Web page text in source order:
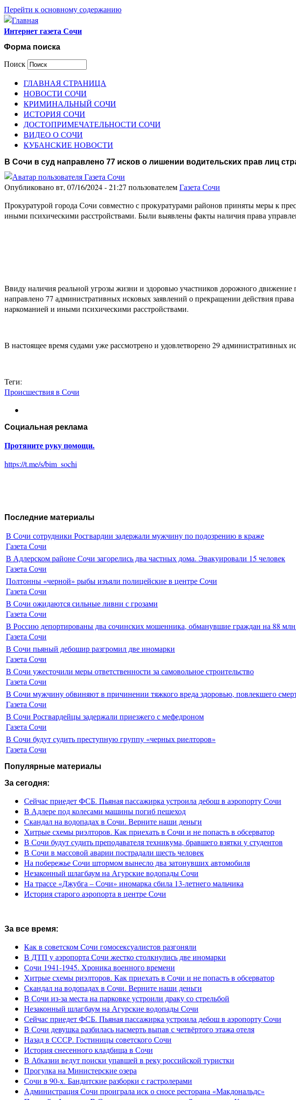
Перейти к основному содержанию
Интернет газета Сочи
Форма поиска
Поиск
ГЛАВНАЯ СТРАНИЦА
НОВОСТИ СОЧИ
КРИМИНАЛЬНЫЙ СОЧИ
ИСТОРИЯ СОЧИ
ДОСТОПРИМЕЧАТЕЛЬНОСТИ СОЧИ
ВИДЕО О СОЧИ
КУБАНСКИЕ НОВОСТИ
В Сочи в суд направлено 77 исков о лишении водительских прав лиц
Опубликовано вт, 07/16/2024 - 21:27 пользователемГазета Сочи
Прокуратурой города Сочи совместно с прокуратурами районов приняты меры к
иными психическими расстройствами. Были выявлены факты наличия права
Ввиду наличия реальной угрозы жизни и здоровью участников дорожного
направлено 77 административных исковых заявлений о прекращении действия
наркоманией и иными психическими расстройствами.
В настоящее время судами уже рассмотрено и удовлетворено 29 административных
Теги:
Происшествия в Сочи
Социальная реклама
Протяните руку помощи.
https://t.me/s/bim_sochi
Последние материалы
В Сочи сотрудники Росгвардии задержали мужчину по подозрению в краже
Газета Сочи
В Адлерском районе Сочи загорелись два частных дома. Эвакуировали 15 человек
Газета Сочи
Полтонны «черной» рыбы изъяли полицейские в центре Сочи
Газета Сочи
В Сочи ожидаются сильные ливни с грозами
Газета Сочи
В Россию депортированы два сочинских мошенника, обманувшие граждан на 88
Газета Сочи
В Сочи пьяный дебошир разгромил две иномарки
Газета Сочи
В Сочи ужесточили меры ответственности за самовольное строительство
Газета Сочи
В Сочи мужчину обвиняют в причинении тяжкого вреда здоровью, повлекшего
Газета Сочи
В Сочи Росгвардейцы задержали приезжего с мефедроном
Газета Сочи
В Сочи будут судить преступную группу «черных риелторов»
Газета Сочи
Популярные материалы
За сегодня:
Сейчас приедет ФСБ. Пьяная пассажирка устроила дебош в аэропорту Сочи
В Адлере под колесами машины погиб пешеход
Скандал на водопадах в Сочи. Верните наши деньги
Хитрые схемы риэлторов. Как приехать в Сочи и не попасть в обсерватор
В Сочи будут судить преподавателя техникума, бравшего взятки у студентов
В Сочи в массовой аварии пострадали шесть человек
На побережье Сочи штормом вынесло два затонувших автомобиля
Незаконный шлагбаум на Агурские водопады Сочи
На трассе «Джубга – Сочи» иномарка сбила 13-летнего мальчика
История старого аэропорта в центре Сочи
За все время:
Как в советском Сочи гомосексуалистов разгоняли
В ДТП у аэропорта Сочи жестко столкнулись две иномарки
Сочи 1941-1945. Хроника военного времени
Хитрые схемы риэлторов. Как приехать в Сочи и не попасть в обсерватор
Скандал на водопадах в Сочи. Верните наши деньги
В Сочи из-за места на парковке устроили драку со стрельбой
Незаконный шлагбаум на Агурские водопады Сочи
Сейчас приедет ФСБ. Пьяная пассажирка устроила дебош в аэропорту Сочи
В Сочи девушка разбилась насмерть выпав с четвёртого этажа отеля
Назад в СССР. Гостиницы советского Сочи
История снесенного кладбища в Сочи
В Абхазии ведут поиски упавшей в реку российской туристки
Прогулка на Министерские озера
Сочи в 90-х. Бандитские разборки с гастролерами
Администрация Сочи проиграла иск о сносе ресторана «Макдональдс»